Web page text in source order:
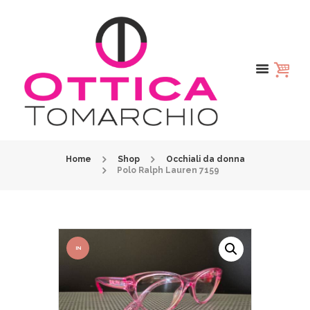
Home Shop
Occhiali da donna
Polo Ralph Lauren 7159
IN